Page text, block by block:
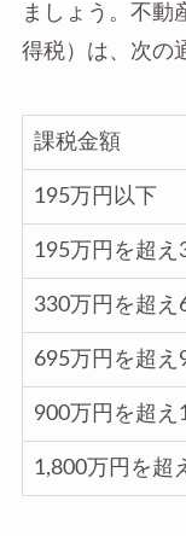
ましょう。不動
得税）は、次の
課税金額
195万円以下
195万円を超え
330万円を超え
695万円を超え
900万円を超え
1,800万円を超